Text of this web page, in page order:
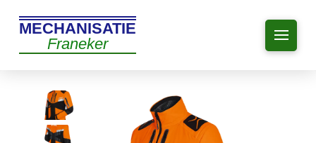
MECHANISATIE
Franeker